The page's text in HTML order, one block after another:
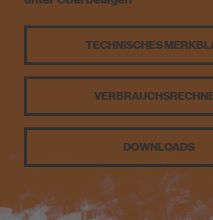
Nachhaltigkeit
TECHNISCHES
DOWNLOADS